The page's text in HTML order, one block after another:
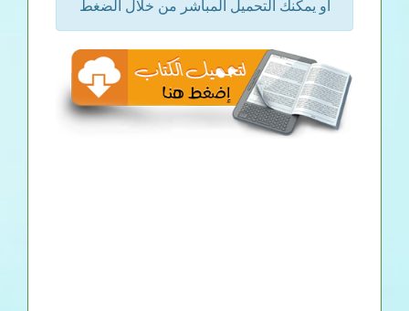
او يمكنك التحميل المباشر من خلال الضغط